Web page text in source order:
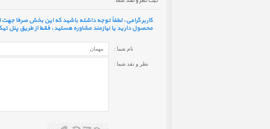
کاربر گرامی، لطفاً توجه داشته باشید که این بخش صرفا
محصول دارید یا نیازمند مشاوره هستید، فقط از طریق پنل
نام شما :
نظر و نقد شما :